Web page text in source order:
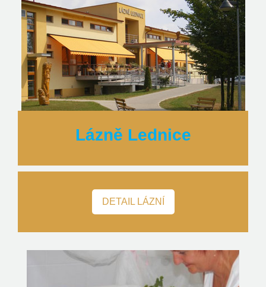
Lázně Lednice
DETAIL LÁZNÍ